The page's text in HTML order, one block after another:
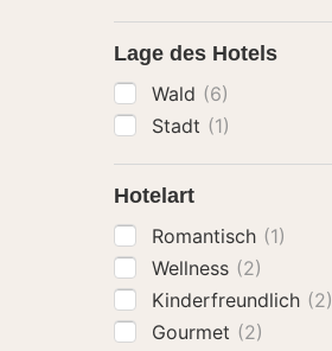
Lage des Hotels
Wald (6)
Stadt (1)
Hotelart
Romantisch (1)
Wellness (2)
Kinderfreundlich (2)
Gourmet (2)